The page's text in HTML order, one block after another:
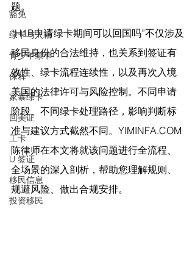
豁免
绿卡与入籍
青少年绿卡
保释
家暴绿卡
回美证
工卡
U 签证
移民信息
投资移民
题。
“H1B申请绿卡期间可以回国吗”不仅涉及
移民身份的合法维持，也关系到签证有
效性、绿卡流程连续性，以及再次入境
美国的法律许可与风险控制。不同申请
阶段、不同绿卡处理路径，影响判断标
准与建议方式截然不同。 YIMINFA.COM
陈律师在本文将就该问题进行全流程、
全场景的深入剖析，帮助您理解规则、
规避风险、做出合规安排。